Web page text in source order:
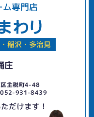
専門店
稲沢・多治見
庄
主税町4-48
931-8439
だけます！